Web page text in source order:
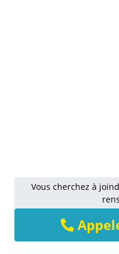
Vous cherchez à